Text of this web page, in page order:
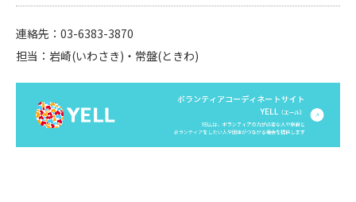
連絡先：03-6383-3870
担当：岩崎(いわさき)・常盤(ときわ)